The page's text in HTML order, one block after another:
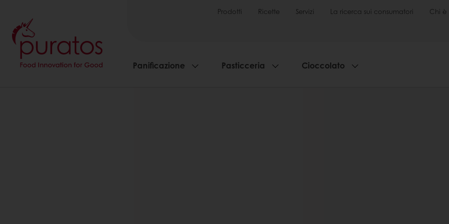
Prodotti Ricette Servizi La ricerca sui consumatori Chi è
Panificazione Pasticceria Cioccolato